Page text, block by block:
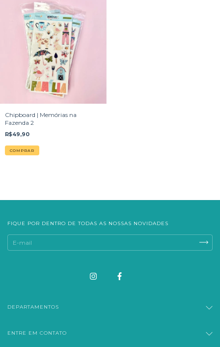
Chipboard | Memórias na
Fazenda 2
R$49,90
FIQUE POR DENTRO DE TODAS AS NOSSAS NOVIDADES
DEPARTAMENTOS
ENTRE EM CONTATO